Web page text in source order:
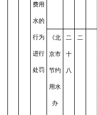
费用
水的
行为
进行
处罚
《北
京市
节约
用水
办
二
十
八
二